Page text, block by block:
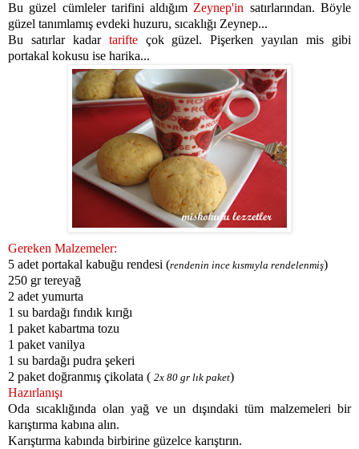
Bu güzel cümleler tarifini aldığım Zeynep'in satırlarından. Böyle
güzel tanımlamış evdeki huzuru, sıcaklığı Zeynep...
Bu satırlar kadar tarifte çok güzel. Pişerken yayılan mis gibi
portakal kokusu ise harika...
Gereken Malzemeler:
5 adet portakal kabuğu rendesi (rendenin ince kısmıyla rendelenmiş)
250 gr tereyağ
2 adet yumurta
1 su bardağı fındık kırığı
1 paket kabartma tozu
1 paket vanilya
1 su bardağı pudra şekeri
2 paket doğranmış çikolata ( 2x 80 gr lık paket)
Hazırlanışı
Oda sıcaklığında olan yağ ve un dışındaki tüm malzemeleri bir
karıştırma kabına alın.
Karıştırma kabında birbirine güzelce karıştırın.